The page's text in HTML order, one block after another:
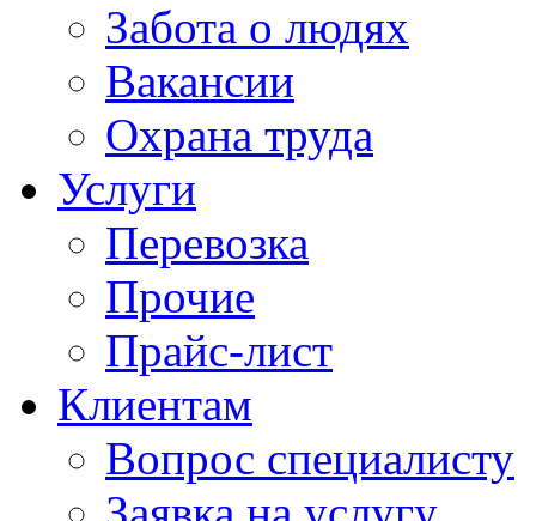
Забота о людях
Вакансии
Охрана труда
Услуги
Перевозка
Прочие
Прайс-лист
Клиентам
Вопрос специалисту